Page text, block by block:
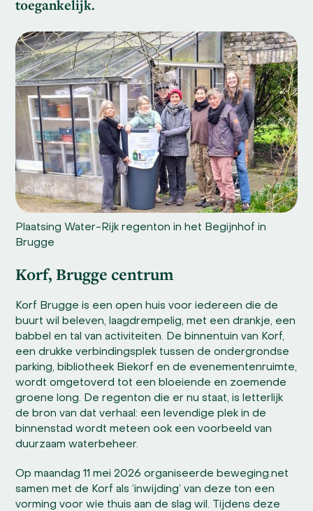
toegankelijk.
Plaatsing Water-Rijk regenton in het Begijnhof in
Brugge
Korf, Brugge centrum
Korf Brugge is een open huis voor iedereen die de
buurt wil beleven, laagdrempelig, met een drankje, een
babbel en tal van activiteiten. De binnentuin van Korf,
een drukke verbindingsplek tussen de ondergrondse
parking, bibliotheek Biekorf en de evenementenruimte,
wordt omgetoverd tot een bloeiende en zoemende
groene long. De regenton die er nu staat, is letterlijk
de bron van dat verhaal: een levendige plek in de
binnenstad wordt meteen ook een voorbeeld van
duurzaam waterbeheer.
Op maandag 11 mei 2026 organiseerde beweging.net
samen met de Korf als ‘inwijding’ van deze ton een
vorming voor wie thuis aan de slag wil. Tijdens deze